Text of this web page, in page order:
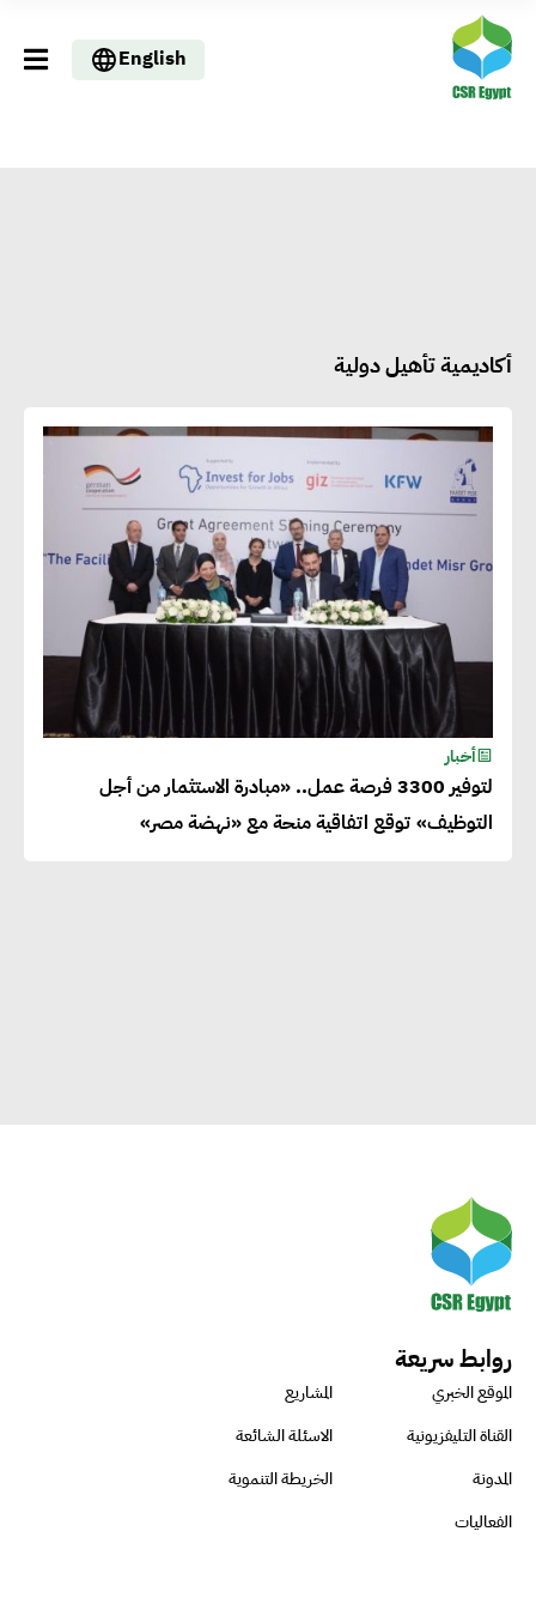
English
أكاديمية تأهيل دولية
أخبار
لتوفير 3300 فرصة عمل.. «مبادرة الاستثمار من أجل
التوظيف» توقع اتفاقية منحة مع «نهضة مصر»
روابط سريعة
الموقع الخبري
المشاريع
القناة التليفزيونية
الاسئلة الشائعة
المدونة
الخريطة التنموية
الفعاليات